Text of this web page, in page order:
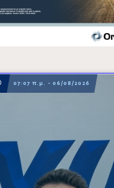
07:07 π.μ. - 06/08/2026